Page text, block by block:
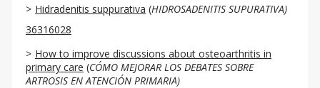
Hidradenitis suppurativa (HIDROSADENITIS SUPURATIVA)
36316028
How to improve discussions about osteoarthritis in
primary care (CÓMO MEJORAR LOS DEBATES SOBRE
ARTROSIS EN ATENCIÓN PRIMARIA)